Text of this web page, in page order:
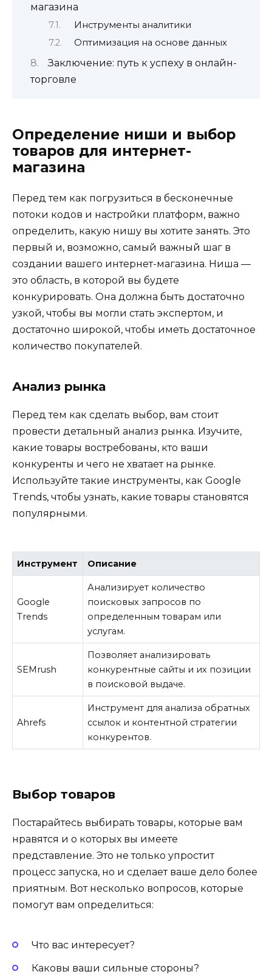
магазина
Инструменты аналитики
Оптимизация на основе данных
Заключение: путь к успеху в онлайн-
торговле
Определение ниши и выбор
товаров для интернет-
магазина
Перед тем как погрузиться в бесконечные
потоки кодов и настройки платформ, важно
определить, какую нишу вы хотите занять. Это
первый и, возможно, самый важный шаг в
создании вашего интернет-магазина. Ниша —
это область, в которой вы будете
конкурировать. Она должна быть достаточно
узкой, чтобы вы могли стать экспертом, и
достаточно широкой, чтобы иметь достаточное
количество покупателей.
Анализ рынка
Перед тем как сделать выбор, вам стоит
провести детальный анализ рынка. Изучите,
какие товары востребованы, кто ваши
конкуренты и чего не хватает на рынке.
Используйте такие инструменты, как Google
Trends, чтобы узнать, какие товары становятся
популярными.
Инструмент Описание
Google
Trends
Анализирует количество
поисковых запросов по
определенным товарам или
услугам.
SEMrush
Позволяет анализировать
конкурентные сайты и их позиции
в поисковой выдаче.
Ahrefs
Инструмент для анализа обратных
ссылок и контентной стратегии
конкурентов.
Выбор товаров
Постарайтесь выбирать товары, которые вам
нравятся и о которых вы имеете
представление. Это не только упростит
процесс запуска, но и сделает ваше дело более
приятным. Вот несколько вопросов, которые
помогут вам определиться:
Что вас интересует?
Каковы ваши сильные стороны?